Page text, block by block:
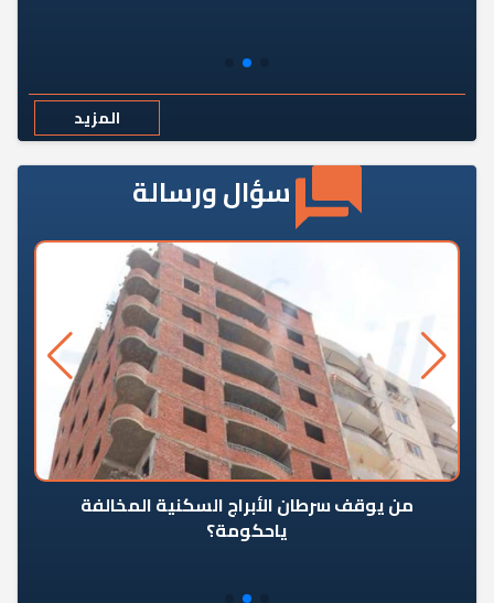
المزيد
سؤال ورسالة
من يوقف سرطان الأبراج السكنية المخالفة
ياحكومة؟